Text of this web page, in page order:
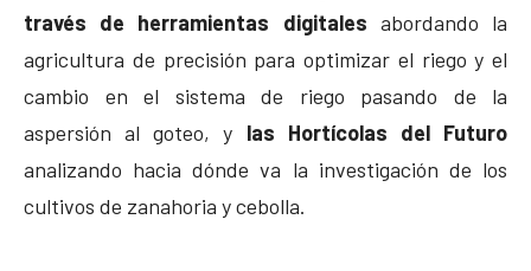
través de herramientas digitales abordando la
agricultura de precisión para optimizar el riego y el
cambio en el sistema de riego pasando de la
aspersión al goteo, y las Hortícolas del Futuro
analizando hacia dónde va la investigación de los
cultivos de zanahoria y cebolla.